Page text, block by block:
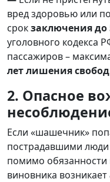
вред здоровью или
срокзаключения до
уголовного кодекса
пассажиров –
летлишения
2. Опасное
Если «шашечник»
пострадавшими
помимо обязанности
виновника возникает